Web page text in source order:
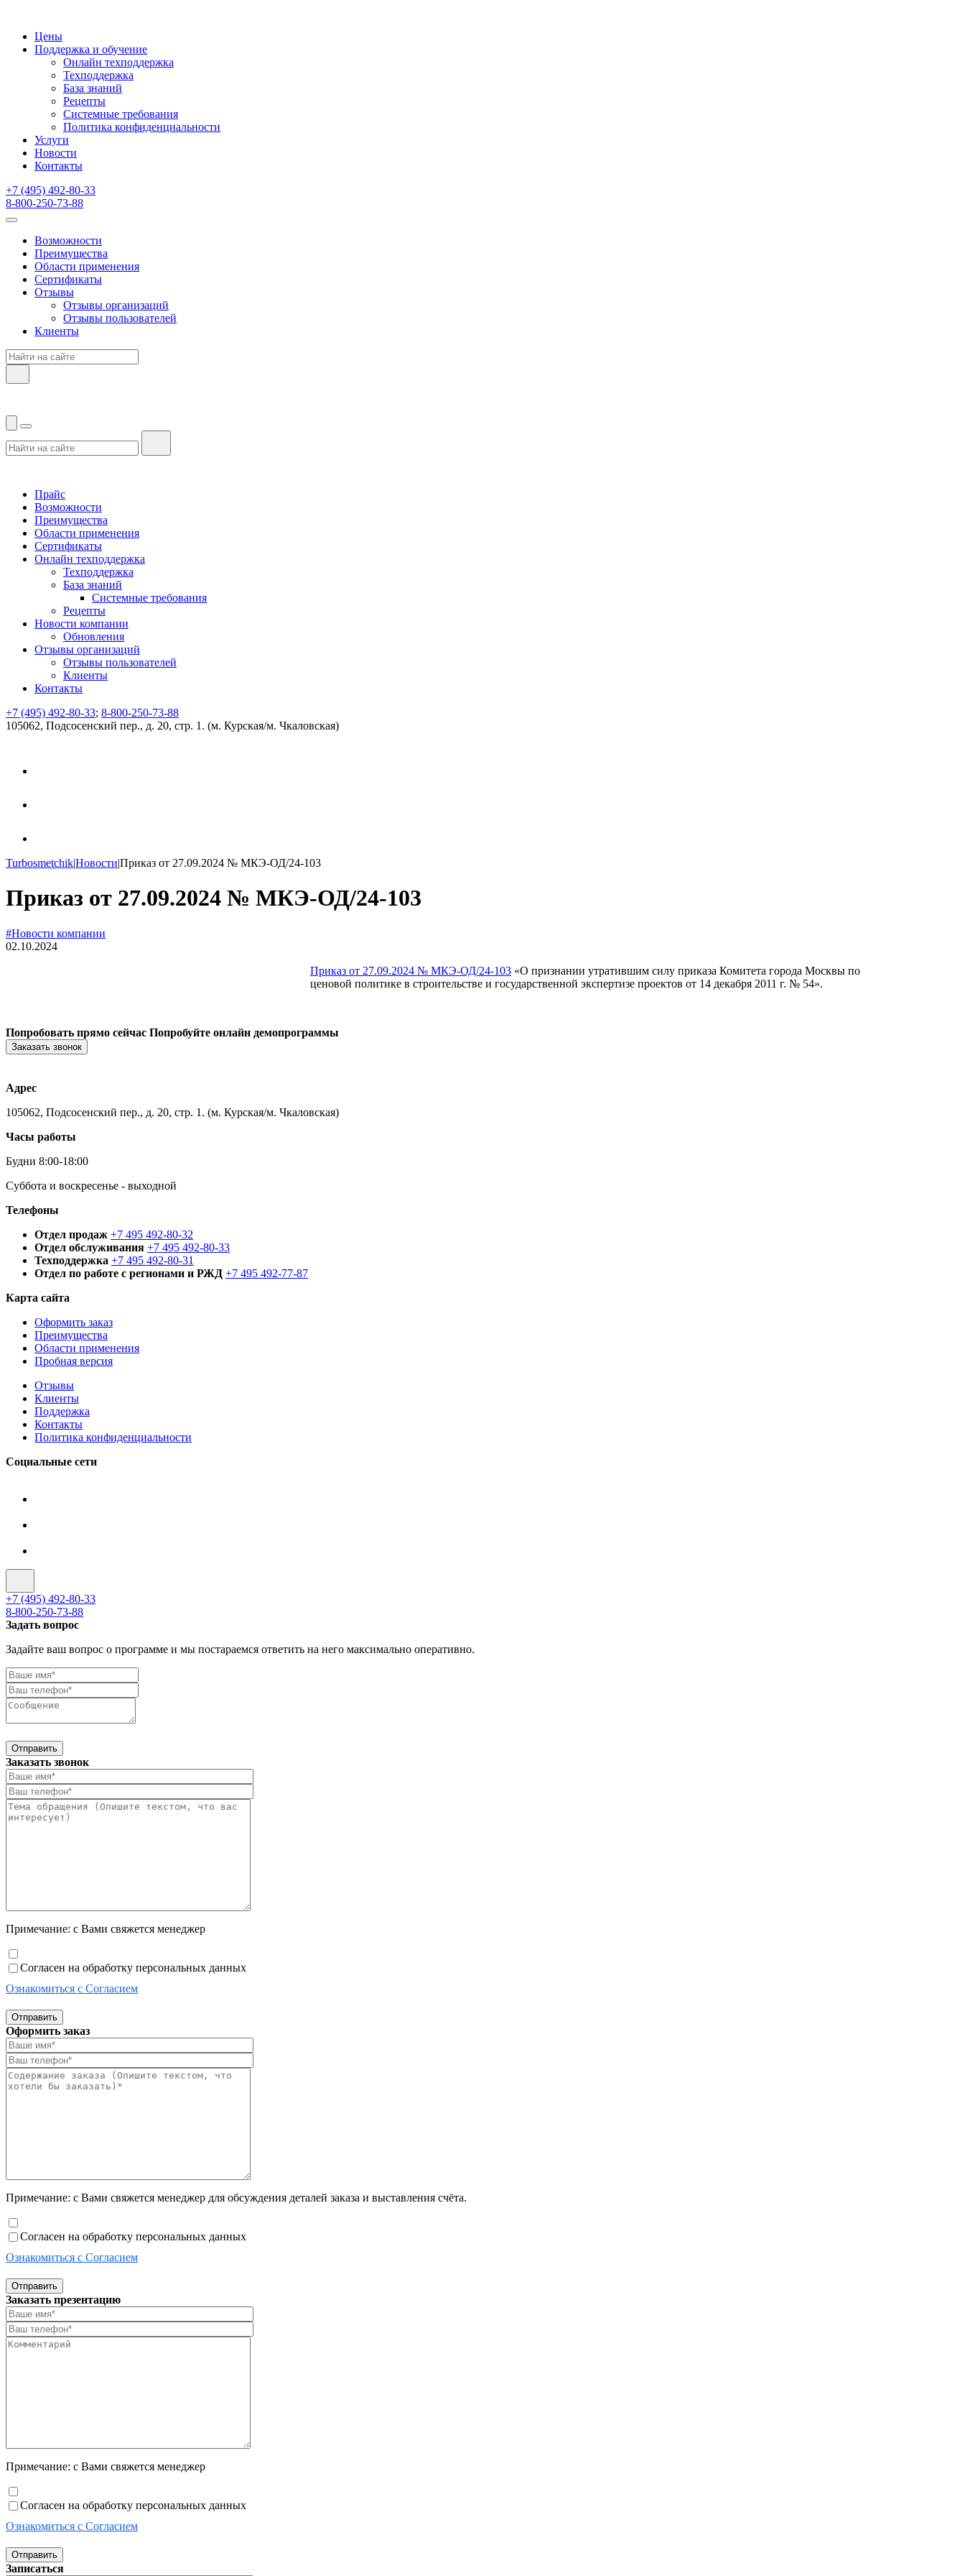
Цены
Поддержка и обучение
Онлайн техподдержка
Техподдержка
База знаний
Рецепты
Системные требования
Политика конфиденциальности
Услуги
Новости
Контакты
+7 (495) 492-80-33
8-800-250-73-88
Возможности
Преимущества
Области применения
Сертификаты
Отзывы
Отзывы организаций
Отзывы пользователей
Клиенты
Прайс
Возможности
Преимущества
Области применения
Сертификаты
Онлайн техподдержка
Техподдержка
База знаний
Системные требования
Рецепты
Новости компании
Обновления
Отзывы организаций
Отзывы пользователей
Клиенты
Контакты
+7 (495) 492-80-33; 8-800-250-73-88
105062, Подсосенский пер., д. 20, стр. 1. (м. Курская/м. Чкаловская)
Turbosmetchik|Новости|Приказ от 27.09.2024 № МКЭ-ОД/24-103
Приказ от 27.09.2024 № МКЭ-ОД/24-103
#Новости компании
02.10.2024
Приказ от 27.09.2024 № МКЭ-ОД/24-103«О признании утратившим силу приказа Комитета города Москвы по
ценовой политике в строительстве и государственной экспертизе проектов от 14 декабря 2011 г. № 54».
Попробовать прямо сейчас Попробуйте онлайн демопрограммы
Заказать звонок
Адрес
105062, Подсосенский пер., д. 20, стр. 1. (м. Курская/м. Чкаловская)
Часы работы
Будни 8:00-18:00
Суббота и воскресенье - выходной
Телефоны
Отдел продаж +7 495 492-80-32
Отдел обслуживания +7 495 492-80-33
Техподдержка +7 495 492-80-31
Отдел по работе с регионами и РЖД +7 495 492-77-87
Карта сайта
Оформить заказ
Преимущества
Области применения
Пробная версия
Отзывы
Клиенты
Поддержка
Контакты
Политика конфиденциальности
Социальные сети
+7 (495) 492-80-33
8-800-250-73-88
Задать вопрос
Задайте ваш вопрос о программе и мы постараемся ответить на него максимально оперативно.
Отправить
Заказать звонок
Примечание: с Вами свяжется менеджер
Согласен на обработку персональных данных
Ознакомиться с Согласием
Отправить
Оформить заказ
Примечание: с Вами свяжется менеджер для обсуждения деталей заказа и выставления счёта.
Согласен на обработку персональных данных
Ознакомиться с Согласием
Отправить
Заказать презентацию
Примечание: с Вами свяжется менеджер
Согласен на обработку персональных данных
Ознакомиться с Согласием
Отправить
Записаться